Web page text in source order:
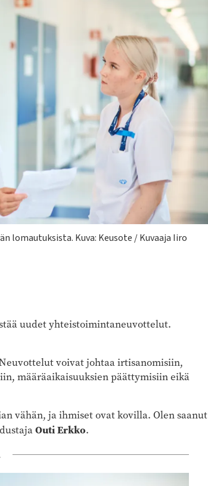
lomautuksista. Kuva: Keusote / Kuvaaja Iiro
uudet yhteistoimintaneuvottelut.
voivat johtaa irtisanomisiin,
määräaikaisuuksien päättymisiin eikä
vähän, ja ihmiset ovat kovilla. Olen saanut
Outi Erkko.